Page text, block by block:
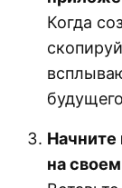
Когда
Начните
на